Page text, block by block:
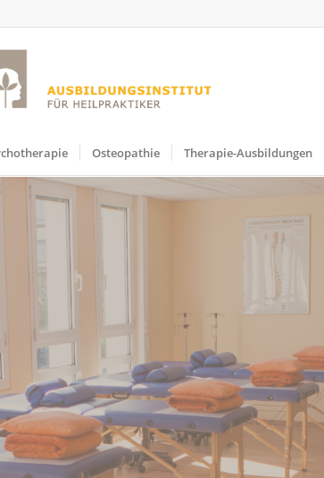
Osteopathie Therapie-Ausbildungen